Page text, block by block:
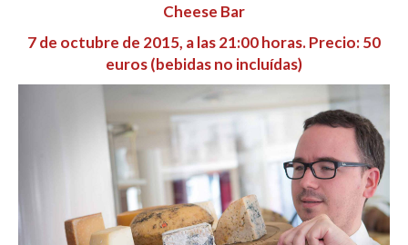
Cheese Bar
7 de octubre de 2015, a las 21:00 horas. Precio: 50
euros (bebidas no incluídas)